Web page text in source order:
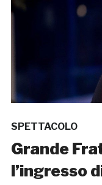
SPETTACOLO
Grande
l’ingresso